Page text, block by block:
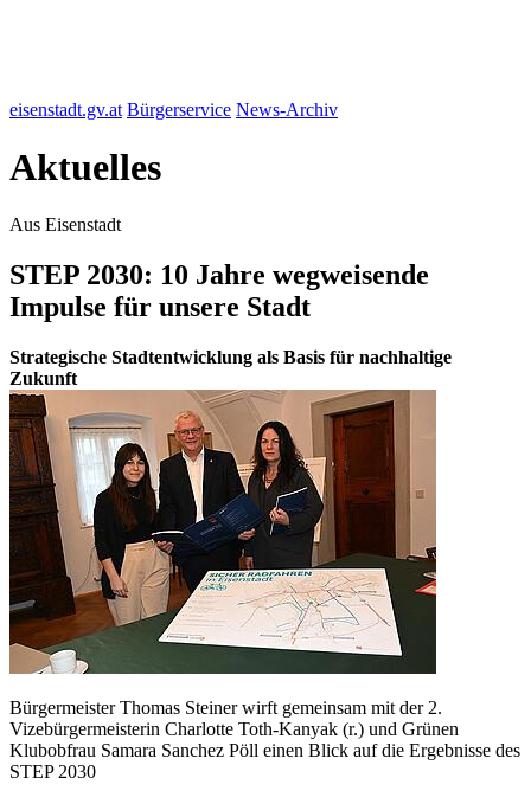
eisenstadt.gv.at Bürgerservice News-Archiv
Aktuelles
Aus Eisenstadt
STEP 2030: 10 Jahre wegweisende
Impulse für unsere Stadt
Strategische Stadtentwicklung als Basis für nachhaltige
Zukunft
Bürgermeister Thomas Steiner wirft gemeinsam mit der 2.
Vizebürgermeisterin Charlotte Toth-Kanyak (r.) und Grünen
Klubobfrau Samara Sanchez Pöll einen Blick auf die Ergebnisse des
STEP 2030